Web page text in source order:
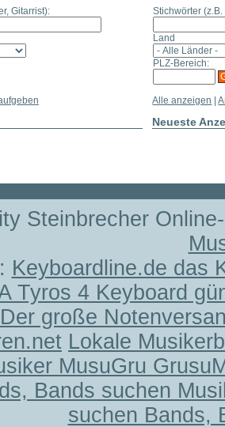
Stichwörter
Land
PLZ-Bereich:
Alle anzeigen |
Neueste
Gitarrist):
Steinbrecher
Keyboardline.de das
Tyros 4 Keyboard
Der große
Lokale
MusuGru
Bands suchen
suchen Bands,